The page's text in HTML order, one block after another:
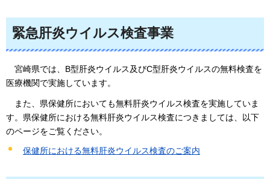
緊急肝炎ウイルス検査事業
宮崎県では、 B型肝炎ウイルス及びC型肝炎ウイルスの無料検査を
医療機関で実施しています。
また、県保健所においても無料肝炎ウイルス検査を実施していま
す。県保健所における無料肝炎ウイルス検査につきましては、以下
のページをご覧ください。
保健所における無料肝炎ウイルス検査のご案内